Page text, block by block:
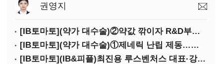
권영지
[IB토마토](약가 대수술)②약값 깎이자 R&D부터 축소…제약업계 비상경영 돌입
[IB토마토](약가 대수술)①제네릭 난립 제동…중소 제약사 수익성 비상
[IB토마토](IB&피플)최진용 루스벤처스 대표·강승순 이사